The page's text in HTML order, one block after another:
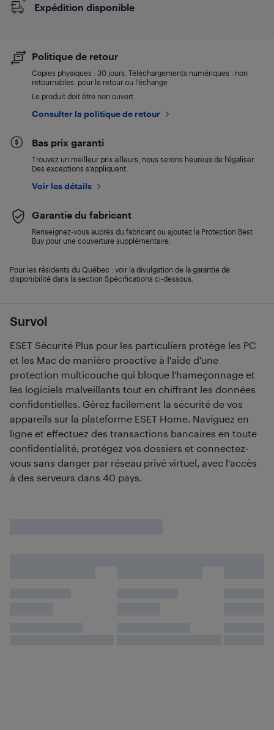
Survol
ESET Sécurité Plus pour les particuliers protège les PC
et les Mac de manière proactive à l'aide d'une
protection multicouche qui bloque l'hameçonnage et
les logiciels malveillants tout en chiffrant les données
confidentielles. Gérez facilement la sécurité de vos
appareils sur la plateforme ESET Home. Naviguez en
ligne et effectuez des transactions bancaires en toute
confidentialité, protégez vos dossiers et connectez-
vous sans danger par réseau privé virtuel, avec l'accès
à des serveurs dans 40 pays.
Expédition disponible
Politique de retour
Copies physiques : 30 jours. Téléchargements numériques : non
retournables. pour le retour ou l’échange
Le produit doit être non ouvert
Consulter la politique de retour
Bas prix garanti
Trouvez un meilleur prix ailleurs, nous serons heureux de l’égaliser.
Des exceptions s’appliquent.
Voir les détails
Garantie du fabricant
Renseignez-vous auprès du fabricant ou ajoutez la Protection Best
Buy pour une couverture supplémentaire.
Pour les résidents du Québec : voir la divulgation de la garantie de
disponibilité dans la section Spécifications ci-dessous.